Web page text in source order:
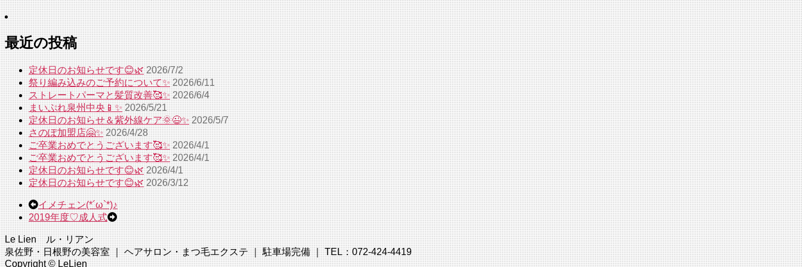
最近の投稿
定休日のお知らせです😊🌿 2026/7/2
祭り編み込みのご予約について✨ 2026/6/11
ストレートパーマと髪質改善🥰✨ 2026/6/4
まいぷれ泉州中央📱✨ 2026/5/21
定休日のお知らせ＆紫外線ケア🌞😉✨ 2026/5/7
さのぽ加盟店🤗✨ 2026/4/28
ご卒業おめでとうございます🥰✨ 2026/4/1
ご卒業おめでとうございます🥰✨ 2026/4/1
定休日のお知らせです😊🌿 2026/4/1
定休日のお知らせです😊🌿 2026/3/12
イメチェン(*´ω`*)♪
2019年度♡成人式
Le Lien ル・リアン
泉佐野・日根野の美容室 ｜ ヘアサロン・まつ毛エクステ ｜ 駐車場完備 ｜ TEL：072-424-4419
Copyright © LeLien